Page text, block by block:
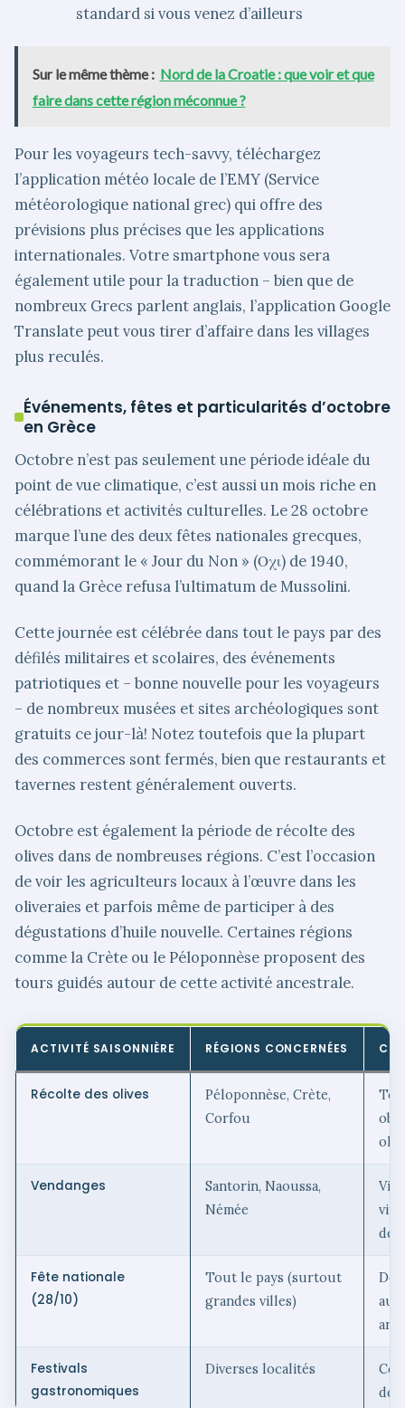
standard si vous venez d’ailleurs
Sur le même thème : Nord de la Croatie : que voir et que
faire dans cette région méconnue ?
Pour les voyageurs tech-savvy, téléchargez
l’application météo locale de l’EMY (Service
météorologique national grec) qui offre des
prévisions plus précises que les applications
internationales. Votre smartphone vous sera
également utile pour la traduction – bien que de
nombreux Grecs parlent anglais, l’application Google
Translate peut vous tirer d’affaire dans les villages
plus reculés.
Événements, fêtes et particularités d’octobre
en Grèce
Octobre n’est pas seulement une période idéale du
point de vue climatique, c’est aussi un mois riche en
célébrations et activités culturelles. Le 28 octobre
marque l’une des deux fêtes nationales grecques,
commémorant le « Jour du Non » (Οχι) de 1940,
quand la Grèce refusa l’ultimatum de Mussolini.
Cette journée est célébrée dans tout le pays par des
défilés militaires et scolaires, des événements
patriotiques et – bonne nouvelle pour les voyageurs
– de nombreux musées et sites archéologiques sont
gratuits ce jour-là! Notez toutefois que la plupart
des commerces sont fermés, bien que restaurants et
tavernes restent généralement ouverts.
Octobre est également la période de récolte des
olives dans de nombreuses régions. C’est l’occasion
de voir les agriculteurs locaux à l’œuvre dans les
oliveraies et parfois même de participer à des
dégustations d’huile nouvelle. Certaines régions
comme la Crète ou le Péloponnèse proposent des
tours guidés autour de cette activité ancestrale.
ACTIVITÉ SAISONNIÈRE RÉGIONS CONCERNÉES
Récolte des olives
Péloponnèse, Crète,
Corfou
Vendanges
Santorin, Naoussa,
Némée
Fête nationale
(28/10)
Tout le pays (surtout
grandes villes)
aux
Festivals
gastronomiques
Diverses localités
de